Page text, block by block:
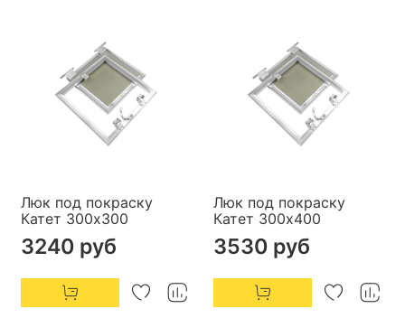
Люк под покраску
Катет 300х300
3240 руб
Люк под покраску
Катет 300х400
3530 руб